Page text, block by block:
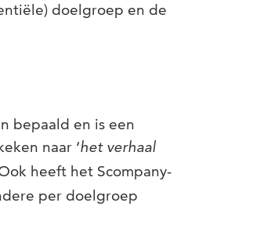
doelgroep en de
bepaald en is een
naar ‘het verhaal
heeft het Scompany-
per doelgroep